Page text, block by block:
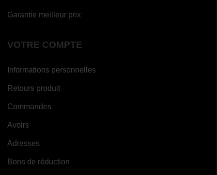
Garantie meilleur prix
VOTRE COMPTE
Informations personnelles
Retours produit
Commandes
Avoirs
Adresses
Bons de réduction